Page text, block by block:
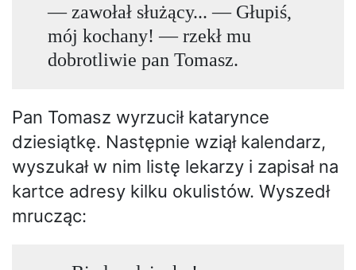
— zawołał służący... — Głupiś,
mój kochany! — rzekł mu
dobrotliwie pan Tomasz.
Pan Tomasz wyrzucił katarynce
dziesiątkę. Następnie wziął kalendarz,
wyszukał w nim listę lekarzy i zapisał na
kartce adresy kilku okulistów. Wyszedł
mrucząc: